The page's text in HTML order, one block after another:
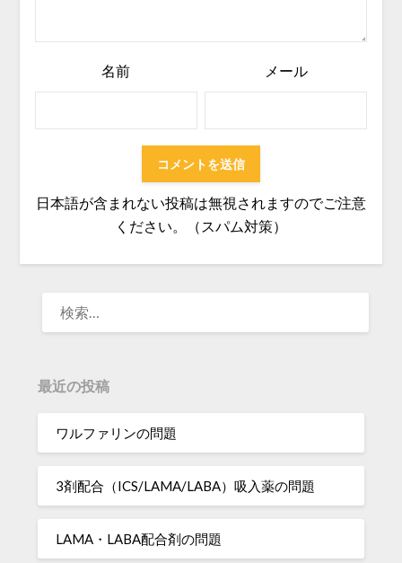
名前 メール
日本語が含まれない投稿は無視されますのでご注意
ください。（スパム対策）
最近の投稿
ワルファリンの問題
3剤配合（ICS/LAMA/LABA）吸入薬の問題
LAMA・LABA配合剤の問題